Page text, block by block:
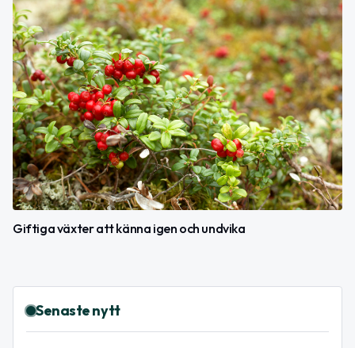
Giftiga växter att känna igen och undvika
Senaste nytt